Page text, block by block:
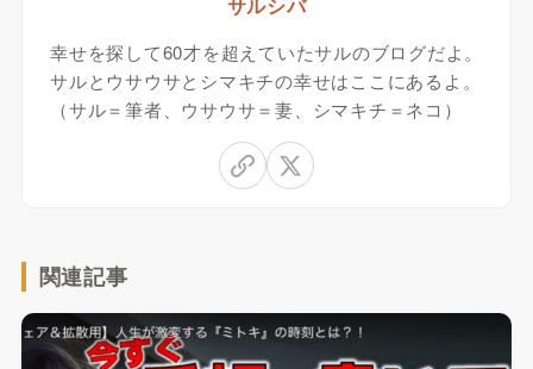
サルシバ
幸せを探して60才を超えていたサルのブログだよ。
サルとウサウサとシマキチの幸せはここにあるよ。
（サル＝筆者、ウサウサ＝妻、シマキチ＝ネコ）
関連記事